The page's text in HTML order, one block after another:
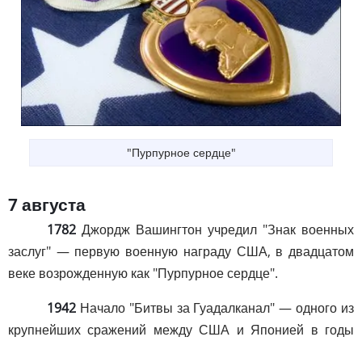
"Пурпурное сердце"
7 августа
1782 Джордж Вашингтон учредил "Знак военных
заслуг" — первую военную награду США, в двадцатом
веке возрожденную как "Пурпурное сердце".
1942 Начало "Битвы за Гуадалканал" — одного из
крупнейших сражений между США и Японией в годы